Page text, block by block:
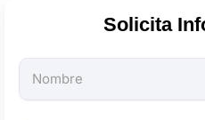
Solicita
Todos
los